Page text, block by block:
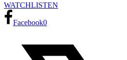
WATCHLISTEN
Facebook0